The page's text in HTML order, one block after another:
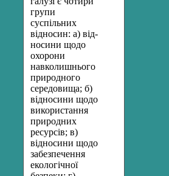
групи
суспільних
відносин: а) від­
носини щодо
охорони
навколишнього
природного
середовища; б)
відносини щодо
використання
природних
ресурсів; в)
відносини щодо
забезпечення
екологічної